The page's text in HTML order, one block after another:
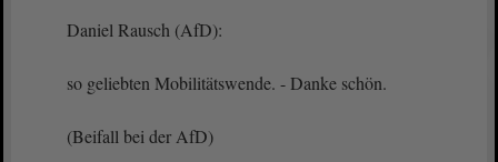
Daniel Rausch (AfD):
so geliebten Mobilitätswende. - Danke schön.
(Beifall bei der AfD)